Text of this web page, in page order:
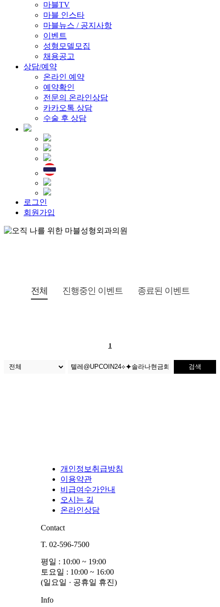
마블TV
마블 인스타
마블뉴스 / 공지사항
이벤트
성형모델모집
채용공고
상담/예약
온라인 예약
예약확인
전문의 온라인상담
카카오톡 상담
수술 후 상담
로그인
회원가입
전체 진행중인 이벤트 종료된 이벤트
1
검색
개인정보취급방침
이용약관
비급여수가안내
오시는 길
온라인상담
Contact
T. 02-596-7500
평일 : 10:00 ~ 19:00
토요일 : 10:00 ~ 16:00
(일요일 · 공휴일 휴진)
Info